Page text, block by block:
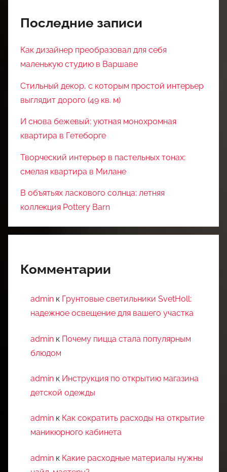
Последние записи
Как дизайнер преобразовал для себя
маленькую студию в Варшаве
Стильный декор, с которым простой интерьер
выглядит дорого (49 кв. м)
И снова бежевый: уютная монохромная
квартира в Гетеборге
Творческий интерьер в пастельных тонах:
смелая квартира в Милане
В объятьях ласкового солнца: летняя
коллекция Pottery Barn
Комментарии
admin к Грунтовые светильники SvetHoll:
надежное освещение для вашего участка
admin к Почему пицца стала популярным
блюдом
admin к Инструкция по открытию магазина
детской одежды
admin к Как сократить расходы на открытие
маникюрного кабинета
admin к Какие расходные материалы нужны